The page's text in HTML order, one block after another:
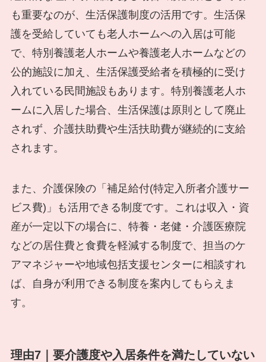
も重要なのが、生活保護制度の活用です。生活保
護を受給していても老人ホームへの入居は可能
で、特別養護老人ホームや養護老人ホームなどの
公的施設に加え、生活保護受給者を積極的に受け
入れている民間施設もあります。特別養護老人ホ
ームに入居した場合、生活保護は原則として廃止
されず、介護扶助費や生活扶助費が継続的に支給
されます。
また、介護保険の「補足給付(特定入所者介護サー
ビス費)」も活用できる制度です。これは収入・資
産が一定以下の場合に、特養・老健・介護医療院
などの居住費と食費を軽減する制度で、担当のケ
アマネジャーや地域包括支援センターに相談すれ
ば、自身が利用できる制度を案内してもらえま
す。
理由7｜要介護度や入居条件を満たしていない